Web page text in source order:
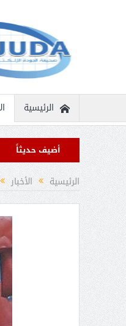
الرئيسية
أضيف حديثاً نادرة ثمار الثقافة في واحة
تهنئة من قادة الدول
الرئيسية الأخبار